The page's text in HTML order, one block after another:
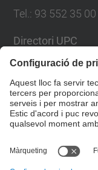
Tel. : 93 552 35 00
Directori UPC
Formulari de
Llista